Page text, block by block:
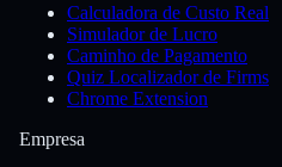
Calculadora de Custo Real
Simulador de Lucro
Caminho de Pagamento
Quiz Localizador de Firms
Chrome Extension
Empresa